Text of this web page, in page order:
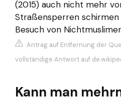
(2015) auch nicht mehr
Straßensperren
Besuch von
Antrag auf Entfernung der
vollständige Antwort auf
Kann man